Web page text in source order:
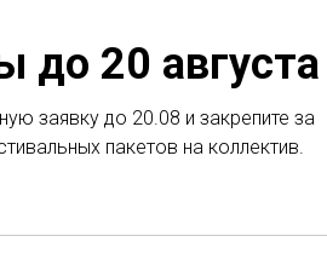
заявку
за собой стоимость
Хореографический
"Всероссийская
Петербург" прошёл
мая. В нём приняли
городов нашей
центре города,
выступали у самой
до 20 августа
заявку до 20.08 и закрепите за
пакетов на коллектив.